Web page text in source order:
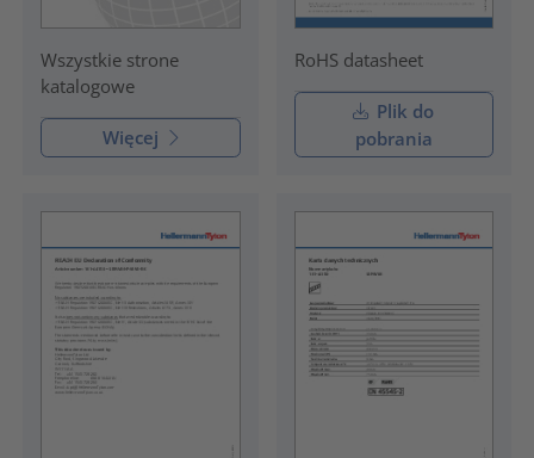
Wszystkie strone
katalogowe
Więcej
RoHS datasheet
Plik do
pobrania